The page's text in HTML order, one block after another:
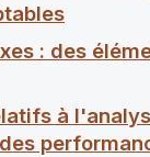
: des
à